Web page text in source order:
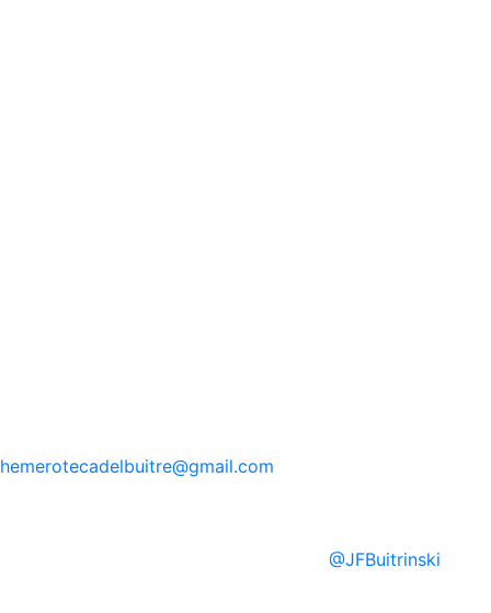
hemerotecadelbuitre@gmail.com
@JFBuitrinski